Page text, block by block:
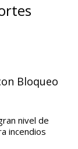
Bloqueo
nivel de
incendios